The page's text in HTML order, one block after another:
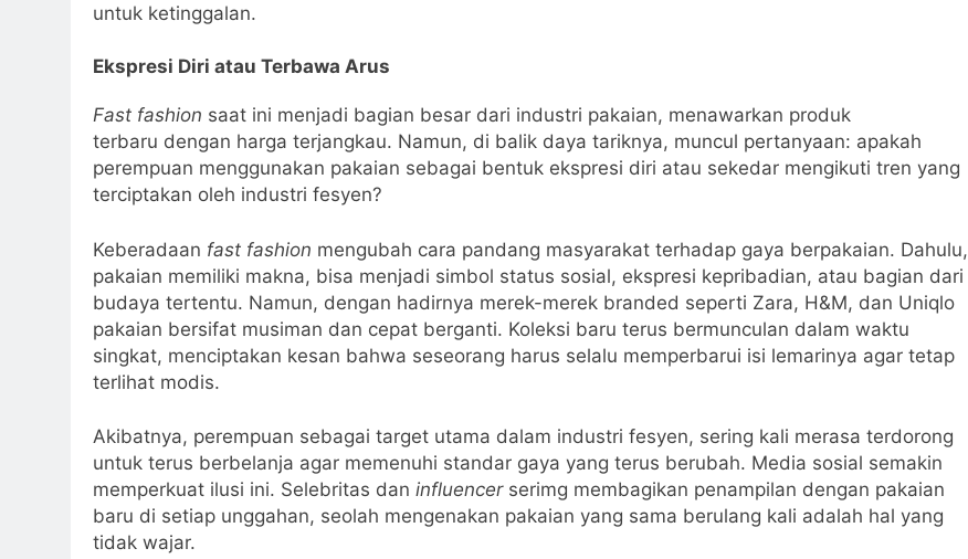
untuk ketinggalan.
Ekspresi Diri atau Terbawa Arus
Fast fashion saat ini menjadi bagian besar dari industri pakaian, menawarkan produk
terbaru dengan harga terjangkau. Namun, di balik daya tariknya, muncul pertanyaan: apakah
perempuan menggunakan pakaian sebagai bentuk ekspresi diri atau sekedar mengikuti tren yang
terciptakan oleh industri fesyen?
Keberadaan fast fashion mengubah cara pandang masyarakat terhadap gaya berpakaian. Dahulu,
pakaian memiliki makna, bisa menjadi simbol status sosial, ekspresi kepribadian, atau bagian dari
budaya tertentu. Namun, dengan hadirnya merek-merek branded seperti Zara, H&M, dan Uniqlo
pakaian bersifat musiman dan cepat berganti. Koleksi baru terus bermunculan dalam waktu
singkat, menciptakan kesan bahwa seseorang harus selalu memperbarui isi lemarinya agar tetap
terlihat modis.
Akibatnya, perempuan sebagai target utama dalam industri fesyen, sering kali merasa terdorong
untuk terus berbelanja agar memenuhi standar gaya yang terus berubah. Media sosial semakin
memperkuat ilusi ini. Selebritas dan influencerserimg membagikan penampilan dengan pakaian
baru di setiap unggahan, seolah mengenakan pakaian yang sama berulang kali adalah hal yang
tidak wajar.